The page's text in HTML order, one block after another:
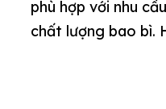
phù hợp với nhu
chất lượng bao bì.